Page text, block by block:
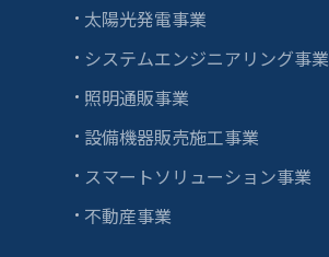
太陽光発電事業
システムエンジニアリング事業
照明通販事業
設備機器販売施工事業
スマートソリューション事業
不動産事業